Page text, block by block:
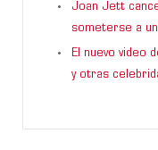
Joan Jett
someterse a
El nuevo video
y otras